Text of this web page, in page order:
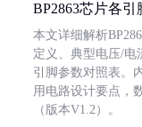
BP2863芯片各引
本文详细解析
定义、典型电压/电
引脚参数对照表。
用电路设计要点，
（版本V1.2）。